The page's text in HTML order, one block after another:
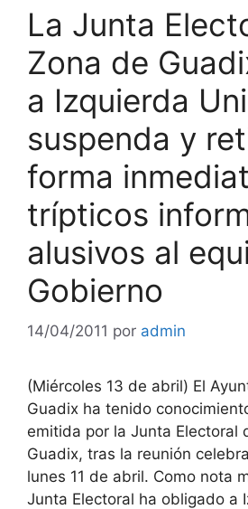
La Junta
Zona de
a Izquierda
suspenda y
forma
trípticos
alusivos al
Gobierno
14/04/2011 por admin
(Miércoles 13 de abril) El
Guadix ha tenido
emitida por la Junta Electoral
Guadix, tras la reunión
lunes 11 de abril. Como nota
Junta Electoral ha obligado a